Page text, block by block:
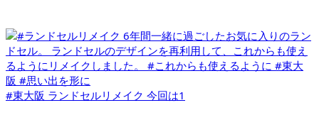
#東大阪 ランドセルリメイク 今回は1